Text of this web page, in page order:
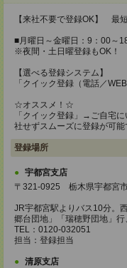
【来社不要で登録OK】 最
■月曜日～金曜日：9：00～
※夜間・土日曜登録もOK！
【選べる登録システム】
「クイック登録（電話／
☆オススメ！☆
「クイック登録」→ご自宅
社せずスムーズに登録が可能
登録場所
宇都宮支店
〒321-0925 栃木県宇都宮
JR宇都宮駅よりバス10分。
郷台団地」「瑞穂野団地」
TEL：0120-032051
担当：登録担当
清原支店